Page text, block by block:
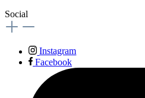
Social
Instagram
Facebook